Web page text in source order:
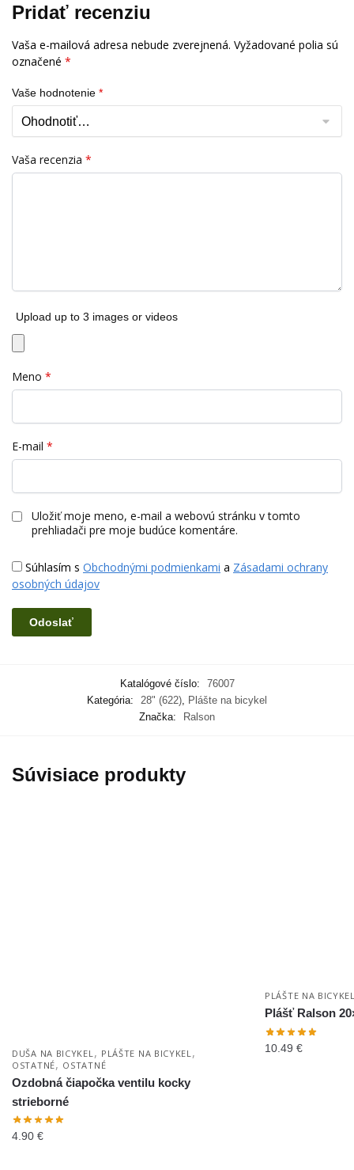
Pridať recenziu
Vaša e-mailová adresa nebude zverejnená. Vyžadované polia sú
označené *
Vaše hodnotenie *
Vaša recenzia *
Upload up to 3 images or videos
Meno *
E-mail *
Uložiť moje meno, e-mail a webovú stránku v tomto
prehliadači pre moje budúce komentáre.
Súhlasím s Obchodnými podmienkami a Zásadami ochrany
osobných údajov
Katalógové číslo:
76007
Kategória:
28" (622)
Plášte na bicykel
Značka:
Ralson
Súvisiace produkty
DUŠA NA BICYKEL , PLÁŠTE NA BICYKEL ,
OSTATNÉ, OSTATNÉ
Ozdobná čiapočka ventilu kocky
strieborné
4.90 €
PLÁŠTE NA
Plášť Ralson
10.49 €